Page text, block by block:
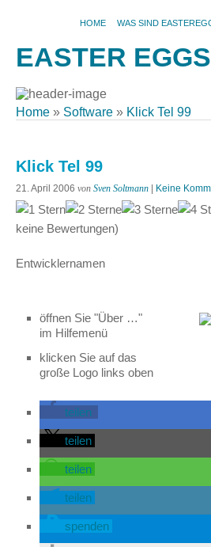
HOME WAS SIND
EASTER EGGS
Home » Software » Klick Tel 99
Klick Tel 99
21. April 2006 von Sven Soltmann Keine
keine Bewertungen)
Entwicklernamen
öffnen Sie "Über …"
im Hilfemenü
klicken Sie auf das
große Logo links oben
teilen
teilen
teilen
teilen
spenden